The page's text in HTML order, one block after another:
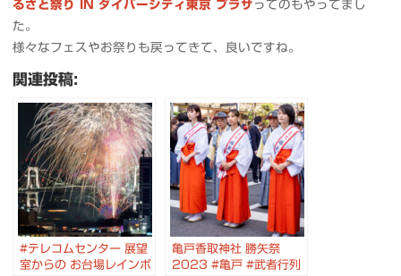
るさと祭り IN ダイバーシティ東京 プラザ ってのもやってまし
た。
様々なフェスやお祭りも戻ってきて、良いですね。
関連投稿:
#テレコムセンター 展望
室からの お台場レインボ
亀戸香取神社 勝矢祭
2023 #亀戸 #武者行列